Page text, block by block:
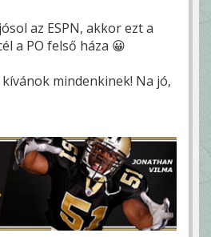
az ESPN, akkor ezt a
a PO felső háza 😀
mindenkinek! Na jó,